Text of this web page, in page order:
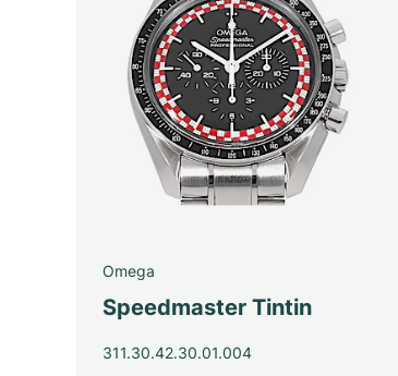
Omega
Speedmaster Tintin
311.30.42.30.01.004